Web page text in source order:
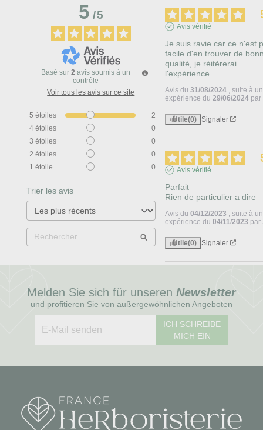
5/5
Basé sur 2 avis soumis à un
contrôle
Voir tous les avis sur ce site
5 étoiles
2
4 étoiles
0
3 étoiles
0
2 étoiles
0
1 étoile 0
Trier les avis
Avis vérifié
Je suis ravie car ce n'est
facile d'en trouver de
qualité, je réitèrerai
l'expérience
Avis du31/08/2024
, suite à
expérience du29/06/2024 par
Utile(0) Signaler
Avis vérifié
Parfait
Rien de particulier a dire
Avis du04/12/2023
, suite à
expérience du04/11/2023 par
Utile(0) Signaler
Melden Sie sich für unseren Newsletter
und profitieren Sie von außergewöhnlichen Angeboten
ICH SCHREIBE
MICH EIN